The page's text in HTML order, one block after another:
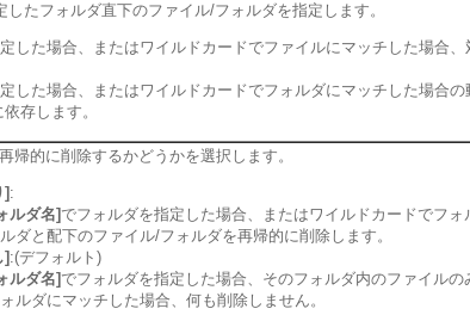
したフォルダ直下のファイル/フォルダを指定します。
した場合、またはワイルドカードでファイルにマッチした場合
した場合、またはワイルドカードでフォルダにマッチした場合の
存します。
帰的に削除するかどうかを選択します。
] :
ルダ名] でフォルダを指定した場合、またはワイルドカードでフ
ダと配下のファイル/フォルダを再帰的に削除します。
] :(デフォルト)
ルダ名] でフォルダを指定した場合、そのフォルダ内のファイル
ルダにマッチした場合、何も削除しません。